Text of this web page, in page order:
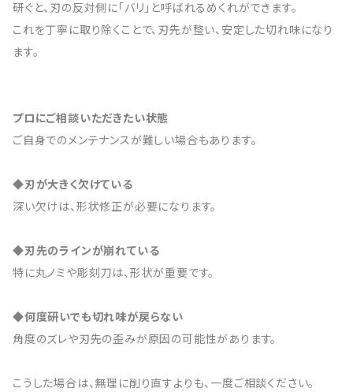
研ぐと、刃の反対側に「バリ」と呼ばれるめくれができます。
これを丁寧に取り除くことで、刃先が整い、安定した切れ味になり
ます。
プロにご相談いただきたい状態
ご自身でのメンテナンスが難しい場合もあります。
◆刃が大きく欠けている
深い欠けは、形状修正が必要になります。
◆刃先のラインが崩れている
特に丸ノミや彫刻刀は、形状が重要です。
◆何度研いでも切れ味が戻らない
角度のズレや刃先の歪みが原因の可能性があります。
こうした場合は、無理に削り直すよりも、一度ご相談ください。